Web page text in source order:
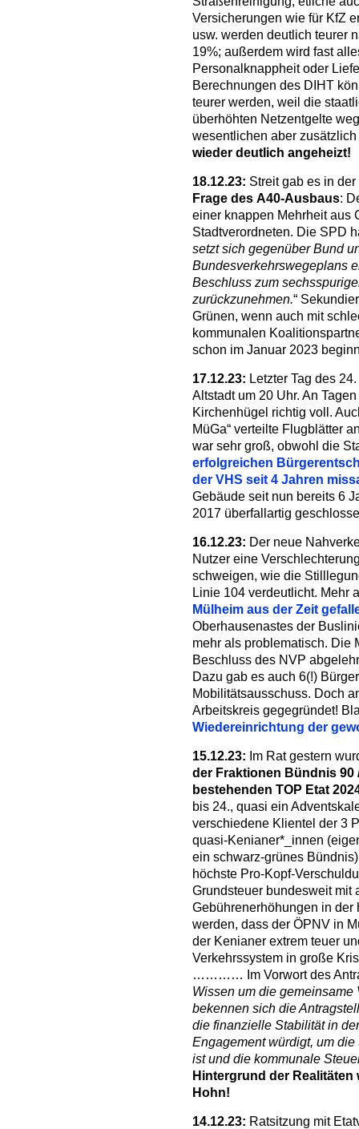
Versicherungen wie für KfZ
usw. werden deutlich teurer
19%; außerdem wird fast
Personalknappheit oder
Berechnungen des DIHT
teurer werden, weil die
überhöhten Netzentgelte
wesentlichen aber
wieder deutlich angeheizt!
18.12.23: Streit gab es in
Frage des A40-Ausbaus:
einer knappen Mehrheit aus
Stadtverordneten. Die SPD
setzt sich gegenüber Bund
Bundesverkehrswegeplans
Beschluss zum
zurückzunehmen.“
Grünen, wenn auch mit
kommunalen
schon im Januar 2023
17.12.23: Letzter Tag des
Altstadt um 20 Uhr. An
Kirchenhügel richtig voll.
MüGa“ verteilte Flugblätter
war sehr groß, obwohl die
erfolgreichen
der VHS seit 4 Jahren
Gebäude seit nun bereits 6
2017 überfallartig
16.12.23: Der neue
Nutzer eine
schweigen, wie die
Linie 104 verdeutlicht. Mehr
Mülheim aus der Zeit
Oberhausenastes der
mehr als problematisch. Die
Beschluss des NVP
Dazu gab es auch 6(!)
Mobilitätsausschuss. Doch
Arbeitskreis gegegründet!
Wiedereinrichtung der
15.12.23: Im Rat gestern
der Fraktionen Bündnis 90
bestehenden TOP Etat
bis 24., quasi ein
verschiedene Klientel der 3
quasi-Kenianer*_innen
ein schwarz-grünes
höchste Pro-Kopf-
Grundsteuer bundesweit mit
Gebührenerhöhungen in
werden, dass der ÖPNV in
der Kenianer extrem teuer
Verkehrssystem in große
………… Im Vorwort des
Wissen um die gemeinsame
bekennen sich die
die finanzielle Stabilität in
Engagement würdigt, um
ist und die kommunale
Hintergrund der
Hohn!
14.12.23: Ratsitzung mit